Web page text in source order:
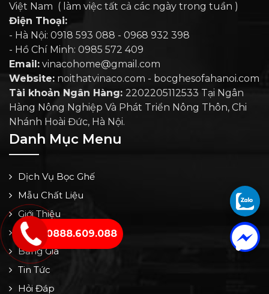
Việt Nam ( làm việc tất cả các ngày trong tuần )
Điện Thoại:
- Hà Nội: 0918 593 088 - 0968 932 398
- Hồ Chí Minh: 0985 572 409
Email: vinacohome@gmail.com
Website: noithatvinaco.com - bocghesofahanoi.com
Tài khoản Ngân Hàng: 2202205112533 Tại Ngân
Hàng Nông Nghiệp Và Phát Triển Nông Thôn, Chi
Nhánh Hoài Đức, Hà Nội.
Danh Mục Menu
Dịch Vụ Bọc Ghế
Mẫu Chất Liệu
Giới Thiệu
Công Trình Thực Hiện
Bảng Giá
Tin Tức
Hỏi Đáp
0888.609.088